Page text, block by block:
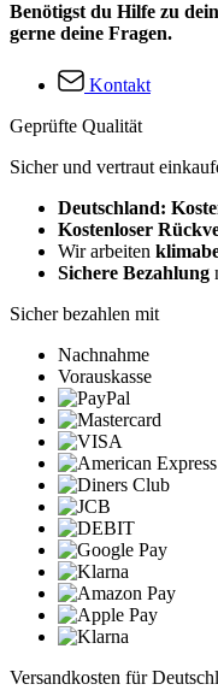
Benötigst du Hilfe zu
gerne deine Fragen.
Kontakt
Geprüfte Qualität
Sicher und vertraut
Deutschland:
Kostenloser
Wir arbeiten
Sichere Bezahlung
Sicher bezahlen mit
Nachnahme
Vorauskasse
Versandkosten für